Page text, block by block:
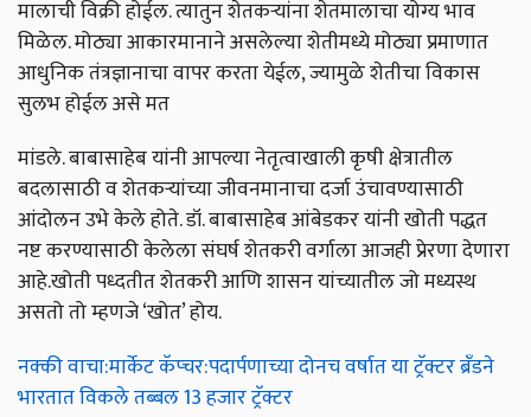
मालाची विक्री होईल. त्यातुन शेतकऱ्यांना शेतमालाचा योग्य भाव
मिळेल. मोठ्या आकारमानाने असलेल्या शेतीमध्ये मोठ्या प्रमाणात
आधुनिक तंत्रज्ञानाचा वापर करता येईल, ज्यामुळे शेतीचा विकास
सुलभ होईल असे मत
मांडले. बाबासाहेब यांनी आपल्या नेतृत्वाखाली कृषी क्षेत्रातील
बदलासाठी व शेतकऱ्यांच्या जीवनमानाचा दर्जा उंचावण्यासाठी
आंदोलन उभे केले होते. डॉ. बाबासाहेब आंबेडकर यांनी खोती पद्धत
नष्ट करण्यासाठी केलेला संघर्ष शेतकरी वर्गाला आजही प्रेरणा देणारा
आहे.खोती पध्दतीत शेतकरी आणि शासन यांच्यातील जो मध्यस्थ
असतो तो म्हणजे ‘खोत’ होय.
नक्की वाचा:मार्केट कॅप्चर:पदार्पणाच्या दोनच वर्षात या ट्रॅक्टर ब्रँडने
भारतात विकले तब्बल 13 हजार ट्रॅक्टर